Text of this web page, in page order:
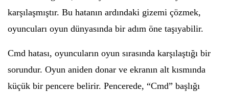
karşılaşmıştır. Bu hatanın ardındaki gizemi çözmek,
oyuncuları oyun dünyasında bir adım öne taşıyabilir.
Cmd hatası, oyuncuların oyun sırasında karşılaştığı bir
sorundur. Oyun aniden donar ve ekranın alt kısmında
küçük bir pencere belirir. Pencerede, “Cmd” başlığı